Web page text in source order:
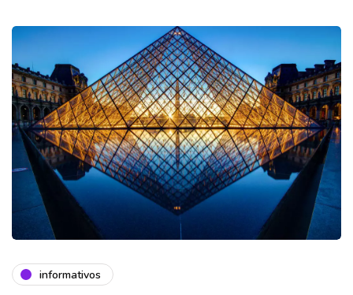
informativos